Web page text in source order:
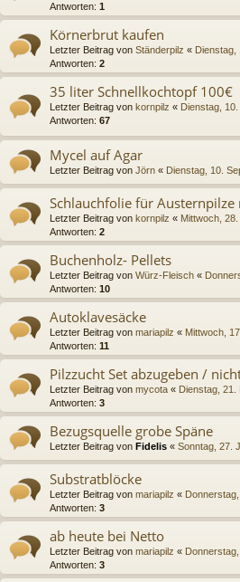
Antworten: 1
Körnerbrut kaufen
Letzter Beitrag von Ständerpilz « Dienstag,
Antworten: 2
35 liter Schnellkochtopf 100€
Letzter Beitrag von kornpilz « Dienstag,
Antworten: 67
Mycel auf Agar
Letzter Beitrag von Jörn « Dienstag, 10.
Schlauchfolie für Austernpilze
Letzter Beitrag von kornpilz « Mittwoch,
Antworten: 2
Buchenholz- Pellets
Letzter Beitrag von Würz-Fleisch «
Antworten: 10
Autoklavesäcke
Letzter Beitrag von mariapilz « Mittwoch,
Antworten: 11
Pilzzucht Set abzugeben /
Letzter Beitrag von mycota « Dienstag, 21.
Antworten: 3
Bezugsquelle grobe Späne
Letzter Beitrag von Fidelis « Sonntag, 27.
Substratblöcke
Letzter Beitrag von mariapilz «
Antworten: 3
ab heute bei Netto
Letzter Beitrag von mariapilz «
Antworten: 3